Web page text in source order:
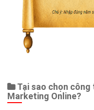
Tại sao chọn
Marketing Online?